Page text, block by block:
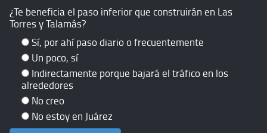
¿Te beneficia el paso inferior que construirán en Las
Torres y Talamás?
Sí, por ahí paso diario o frecuentemente
Un poco, sí
Indirectamente porque bajará el tráfico en los
alrededores
No creo
No estoy en Juárez